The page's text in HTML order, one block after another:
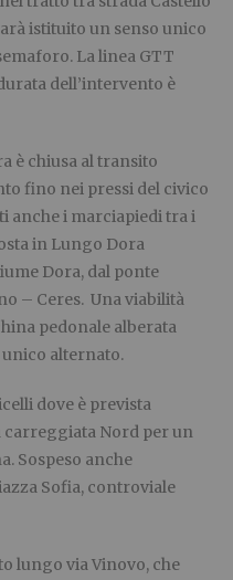
istituito un senso unico
La linea GTT
dell’intervento è
è chiusa al transito
fino nei pressi del civico
anche i marciapiedi tra i
in Lungo Dora
Dora, dal ponte
– Ceres. Una viabilità
pedonale alberata
alternato.
dove è prevista
carreggiata Nord per un
Sospeso anche
Sofia, controviale
lungo via Vinovo, che